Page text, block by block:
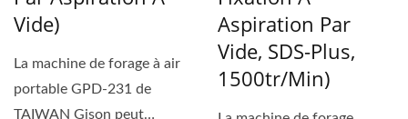
Vide)
La machine de forage à air
portable GPD-231 de
TAIWAN Gison peut
Aspiration Par
Vide, SDS-Plus,
1500tr/min)